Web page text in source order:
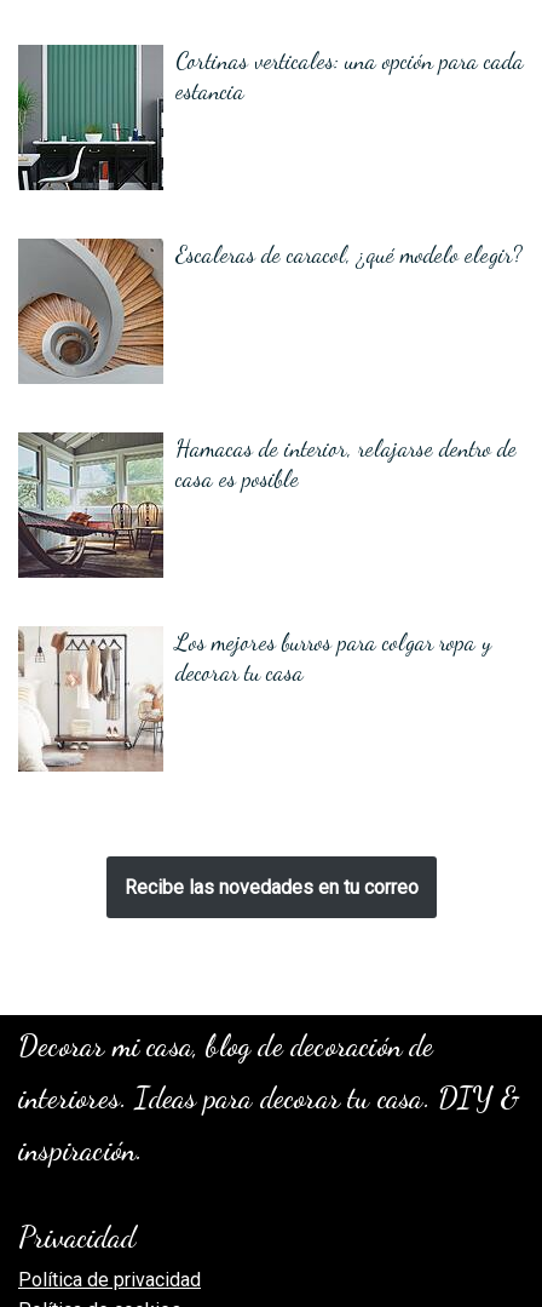
Cortinas verticales: una opción para cada
estancia
Escaleras de caracol, ¿qué modelo elegir?
Hamacas de interior, relajarse dentro de
casa es posible
Los mejores burros para colgar ropa y
decorar tu casa
Recibe las novedades en tu correo
Decorar mi casa, blog de decoración de
interiores. Ideas para decorar tu casa. DIY &
inspiración.
Privacidad
Política de privacidad